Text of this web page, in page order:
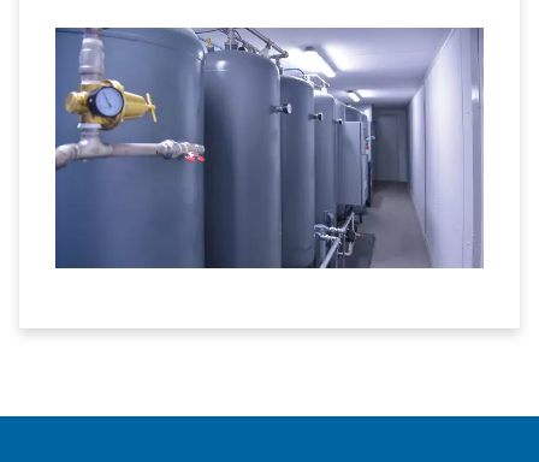
támogatja a csavarkompresszor
teljesítményét.